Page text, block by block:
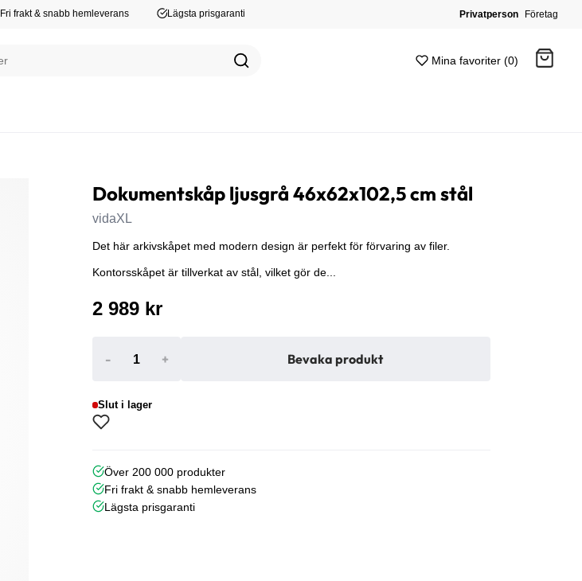
Fri frakt & snabb hemleverans Lägsta prisgaranti Privatperson Företag
Mina favoriter (0)
Dokumentskåp ljusgrå 46x62x102,5 cm stål
vidaXL
Det här arkivskåpet med modern design är perfekt för förvaring av filer.
Kontorsskåpet är tillverkat av stål, vilket gör de...
2 989 kr
- + Bevaka produkt
Slut i lager
Över 200 000 produkter
Fri frakt & snabb hemleverans
Lägsta prisgaranti